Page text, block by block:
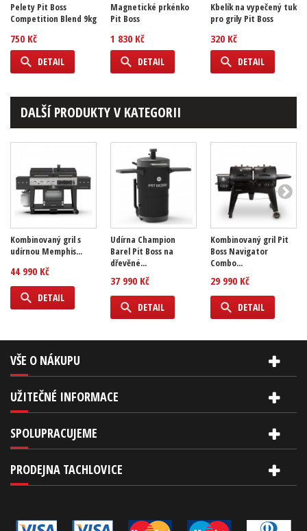
Pelety Pit Boss
Competition Blend 9kg
750 Kč
DETAIL
Magnetické prkénko
Pit Boss
1 830 Kč
DETAIL
Kbelík na vypečený tuk
pro grily Pit Boss
320 Kč
DETAIL
DALŠÍ PRODUKTY V KATEGORII
Kombinovaný gril s
udírnou Memphis...
44 990 Kč
DETAIL
Udírna Champion
Barel Pit Boss na
dřevěné...
37 990 Kč
DETAIL
Kombinovaný gril Pit
Boss Navigator
Combo...
29 990 Kč
DETAIL
VŠE O NÁKUPU
UŽITEČNÉ INFORMACE
SPOLUPRACUJEME
PRODEJNA TACHLOVICE